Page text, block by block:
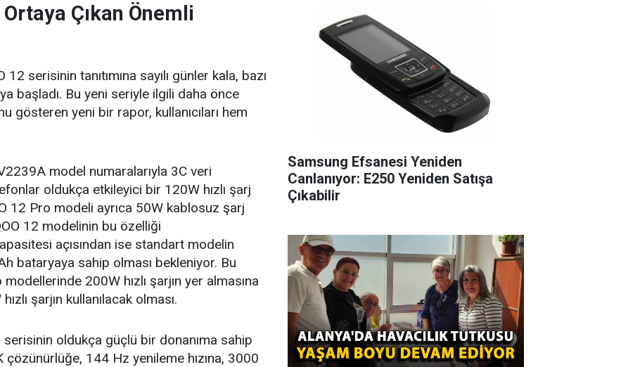
Çıkan Önemli
serisinin tanıtımına sayılı günler kala, bazı
başladı. Bu yeni seriyle ilgili daha önce
gösteren yeni bir rapor, kullanıcıları hem
model numaralarıyla 3C veri
oldukça etkileyici bir 120W hızlı şarj
12 Pro modeli ayrıca 50W kablosuz şarj
12 modelinin bu özelliği
açısından ise standart modelin
bataryaya sahip olması bekleniyor. Bu
200W hızlı şarjın yer almasına
şarjın kullanılacak olması.
serisinin oldukça güçlü bir donanıma sahip
144 Hz yenileme hızına, 3000
Samsung Efsanesi Yeniden
Canlanıyor: E250 Yeniden Satışa
Çıkabilir